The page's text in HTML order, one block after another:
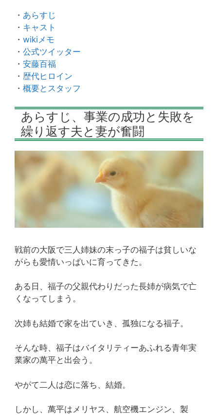
・ あらすじ
・ キャスト
・ wikiメモ
・ 公式ツイッター
・ 安藤百福
・ 歴代ヒロイン
・ 概要とスタッフ
あらすじ、事業の成功と失敗を
繰り返す夫と妻が奮闘
戦前の大阪で三人姉妹の末っ子の福子は貧しいな
がらも愛情いっぱいに育ってきた。
ある日、福子の父親代わりだった長姉が病気で亡
くなってしまう。
次姉も結婚で家を出ていき、孤独になる福子。
そんな時、福子はバイタリティーあふれる青年実
業家の萬平と出会う。
やがて二人は恋に落ち、結婚。
しかし、萬平はメリヤス、航空機エンジン、製